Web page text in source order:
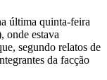
última quinta-feira
onde estava
segundo relatos de
da facção